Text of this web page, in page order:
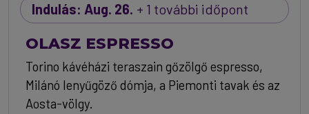
Indulás: Aug. 26. + 1 további időpont
OLASZ ESPRESSO
Torino kávéházi teraszain gőzölgő espresso,
Milánó lenyűgöző dómja, a Piemonti tavak és az
Aosta-völgy.